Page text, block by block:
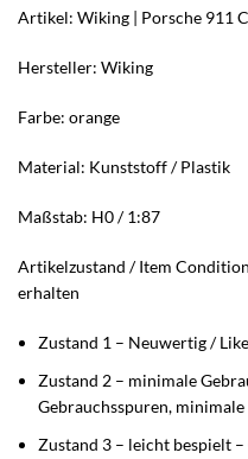
Artikel: Wiking | Porsche 911
Hersteller: Wiking
Farbe: orange
Material: Kunststoff / Plastik
Maßstab: H0 / 1:87
Artikelzustand / Item
erhalten
Zustand 1 – Neuwertig /
Zustand 2 – minimale
Gebrauchsspuren,
Zustand 3 – leicht bespielt –